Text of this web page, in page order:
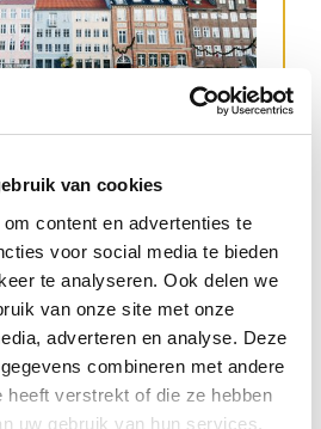
van cookies
content en advertenties te
voor social media te bieden
te analyseren. Ook delen we
van onze site met onze
adverteren en analyse. Deze
combineren met andere
heeft verstrekt of die ze hebben
uw gebruik van hun services.
snuiven
09-2026
informatie